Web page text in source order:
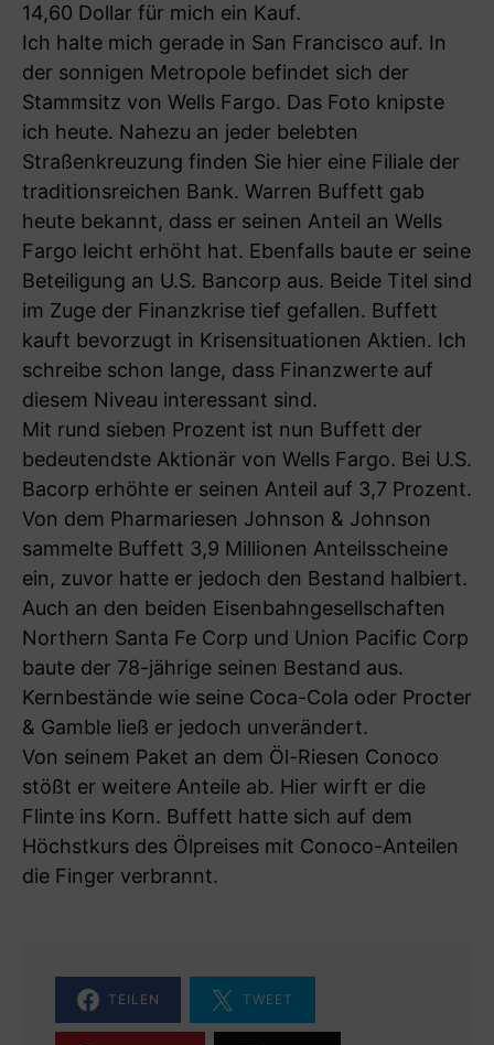
14,60 Dollar für mich ein Kauf.
Ich halte mich gerade in San Francisco auf. In
der sonnigen Metropole befindet sich der
Stammsitz von Wells Fargo. Das Foto knipste
ich heute. Nahezu an jeder belebten
Straßenkreuzung finden Sie hier eine Filiale der
traditionsreichen Bank. Warren Buffett gab
heute bekannt, dass er seinen Anteil an Wells
Fargo leicht erhöht hat. Ebenfalls baute er seine
Beteiligung an U.S. Bancorp aus. Beide Titel sind
im Zuge der Finanzkrise tief gefallen. Buffett
kauft bevorzugt in Krisensituationen Aktien. Ich
schreibe schon lange, dass Finanzwerte auf
diesem Niveau interessant sind.
Mit rund sieben Prozent ist nun Buffett der
bedeutendste Aktionär von Wells Fargo. Bei U.S.
Bacorp erhöhte er seinen Anteil auf 3,7 Prozent.
Von dem Pharmariesen Johnson & Johnson
sammelte Buffett 3,9 Millionen Anteilsscheine
ein, zuvor hatte er jedoch den Bestand halbiert.
Auch an den beiden Eisenbahngesellschaften
Northern Santa Fe Corp und Union Pacific Corp
baute der 78-jährige seinen Bestand aus.
Kernbestände wie seine Coca-Cola oder Procter
& Gamble ließ er jedoch unverändert.
Von seinem Paket an dem Öl-Riesen Conoco
stößt er weitere Anteile ab. Hier wirft er die
Flinte ins Korn. Buffett hatte sich auf dem
Höchstkurs des Ölpreises mit Conoco-Anteilen
die Finger verbrannt.
TEILEN TWEET